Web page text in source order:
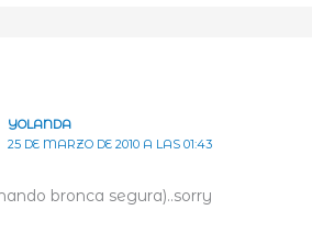
YOLANDA
25 DE MARZO DE 2010 A LAS 01:43
bronca segura)..sorry